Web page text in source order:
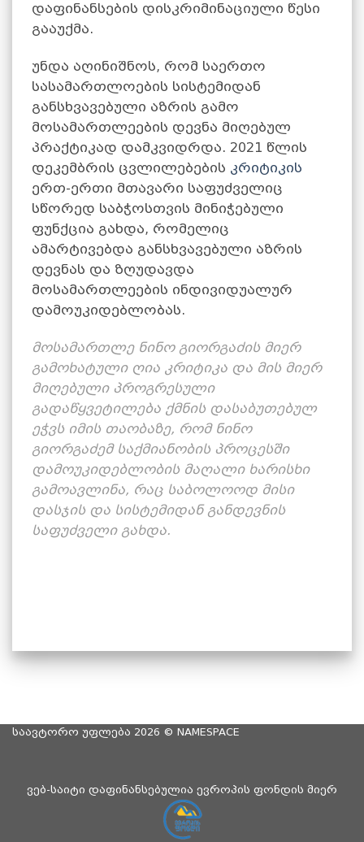
დაფინანსების დისკრიმინაციული წესი
გააუქმა.
უნდა აღინიშნოს, რომ საერთო
სასამართლოების სისტემიდან
განსხვავებული აზრის გამო
მოსამართლეების დევნა მიღებულ
პრაქტიკად დამკვიდრდა. 2021 წლის
დეკემბრის ცვლილებების კრიტიკის
ერთ-ერთი მთავარი საფუძველიც
სწორედ საბჭოსთვის მინიჭებული
ფუნქცია გახდა, რომელიც
ამარტივებდა განსხვავებული აზრის
დევნას და ზღუდავდა
მოსამართლეების ინდივიდუალურ
დამოუკიდებლობას.
მოსამართლე ნინო გიორგაძის მიერ
გამოხატული ღია კრიტიკა და მის მიერ
მიღებული პროგრესული
გადაწყვეტილება ქმნის დასაბუთებულ
ეჭვს იმის თაობაზე, რომ ნინო
გიორგაძემ საქმიანობის პროცესში
დამოუკიდებლობის მაღალი ხარისხი
გამოავლინა, რაც საბოლოოდ მისი
დასჯის და სისტემიდან განდევნის
საფუძველი გახდა.
საავტორო უფლება 2026 © NAMESPACE
ვებ-საიტი დაფინანსებულია ევროპის ფონდის მიერ